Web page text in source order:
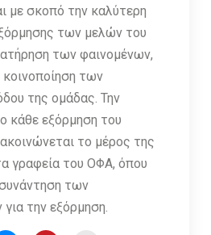
με σκοπό την καλύτερη
των μελών του
των φαινομένων,
των
της ομάδας. Την
κάθε εξόρμηση του
το μέρος της
γραφεία του ΟΦΑ, όπου
συνάντηση των
την εξόρμηση.